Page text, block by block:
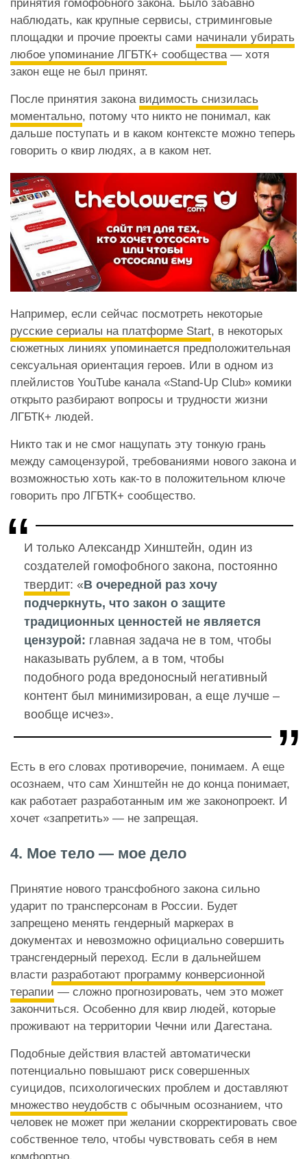
принятия гомофобного закона. Было забавно
наблюдать, как крупные сервисы, стриминговые
площадки и прочие проекты сами начинали убирать
любое упоминание ЛГБТК+ сообщества — хотя
закон еще не был принят.
После принятия закона видимость снизилась
моментально, потому что никто не понимал, как
дальше поступать и в каком контексте можно теперь
говорить о квир людях, а в каком нет.
Например, если сейчас посмотреть некоторые
русские сериалы на платформе Start, в некоторых
сюжетных линиях упоминается предположительная
сексуальная ориентация героев. Или в одном из
плейлистов YouTube канала «Stand-Up Club» комики
открыто разбирают вопросы и трудности жизни
ЛГБТК+ людей.
Никто так и не смог нащупать эту тонкую грань
между самоцензурой, требованиями нового закона и
возможностью хоть как-то в положительном ключе
говорить про ЛГБТК+ сообщество.
И только Александр Хинштейн, один из
создателей гомофобного закона, постоянно
твердит: «В очередной раз хочу
подчеркнуть, что закон о защите
традиционных ценностей не является
цензурой: главная задача не в том, чтобы
наказывать рублем, а в том, чтобы
подобного рода вредоносный негативный
контент был минимизирован, а еще лучше –
вообще исчез».
Есть в его словах противоречие, понимаем. А еще
осознаем, что сам Хинштейн не до конца понимает,
как работает разработанным им же законопроект. И
хочет «запретить» — не запрещая.
4. Мое тело — мое дело
Принятие нового трансфобного закона сильно
ударит по трансперсонам в России. Будет
запрещено менять гендерный маркерах в
документах и невозможно официально совершить
трансгендерный переход. Если в дальнейшем
власти разработают программу конверсионной
терапии — сложно прогнозировать, чем это может
закончиться. Особенно для квир людей, которые
проживают на территории Чечни или Дагестана.
Подобные действия властей автоматически
потенциально повышают риск совершенных
суицидов, психологических проблем и доставляют
множество неудобств с обычным осознанием, что
человек не может при желании скорректировать свое
собственное тело, чтобы чувствовать себя в нем